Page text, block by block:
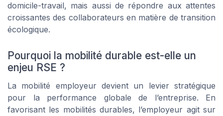
domicile-travail, mais aussi de répondre aux attentes
croissantes des collaborateurs en matière de transition
écologique.
Pourquoi la mobilité durable est-elle un
enjeu RSE ?
La mobilité employeur devient un levier stratégique
pour la performance globale de l’entreprise. En
favorisant les mobilités durables, l’employeur agit sur